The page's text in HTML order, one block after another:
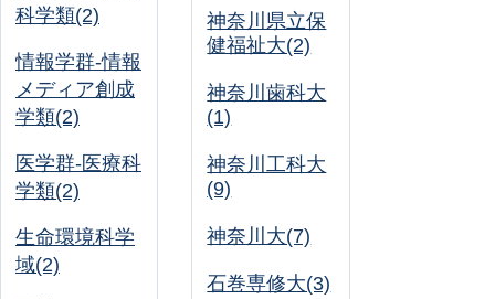
科学類(2)
情報学群-情報
メディア創成
学類(2)
医学群-医療科
学類(2)
生命環境科学
域(2)
神奈川県立保
健福祉大(2)
神奈川歯科大
(1)
神奈川工科大
(9)
神奈川大(7)
石巻専修大(3)